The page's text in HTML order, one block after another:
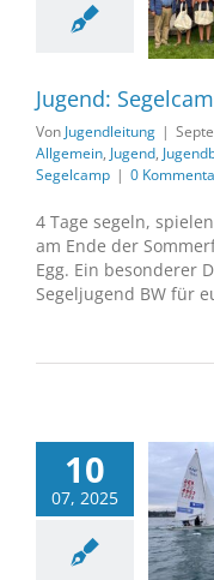
Jugend
Jugend:
Von Jugendleitung |
Allgemein, Jugend,
Segelcamp | 0
4 Tage segeln,
am Ende der
Egg. Ein besonderer
Segeljugend BW für
10
07, 2025
Bestandene
Jugend